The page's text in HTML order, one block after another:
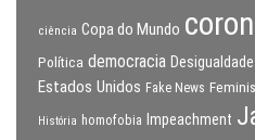
ciência Copa do Mundo
Política democracia
Estados Unidos Fake News
História homofobia Impeachment